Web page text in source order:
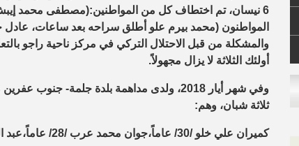
المواطنون (محمد بيرم علو أطلق سراحه بعد ساعات،
أولئك الثلاثة لا يزال مجهولاً.
وفي شهر أيار 2018، ولدى مداهمة بلدة جلمة-
ثلاثة شبان، وهم:
كميران علي خلو /30/ عاماً،جوان محمد عرب /28/ عاماً،عبد القادر مستو /20/ عاماً من أهالي قرية “بعيه”- شيروا،